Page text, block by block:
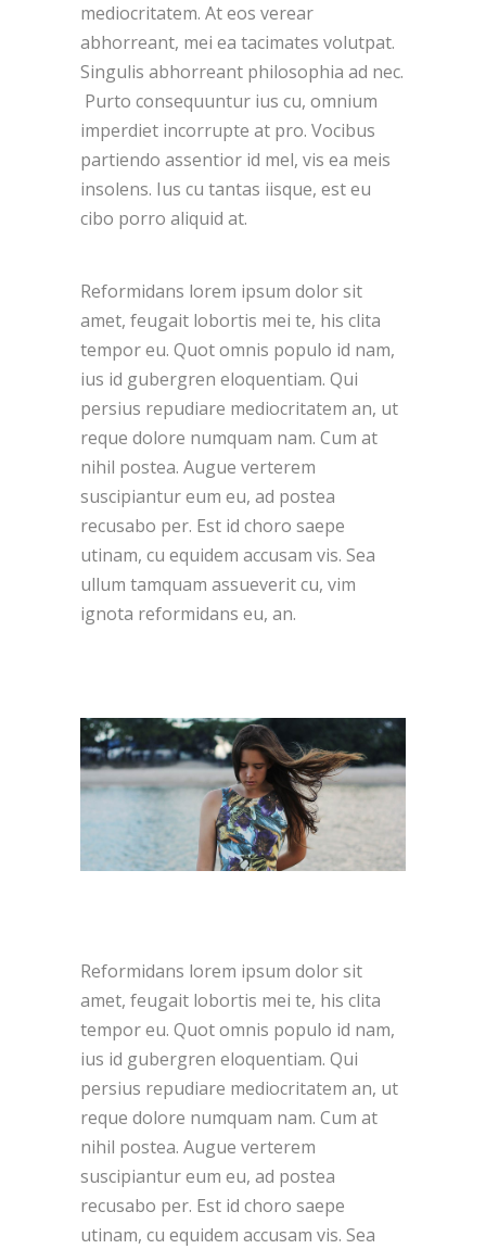
mediocritatem. At eos verear
abhorreant, mei ea tacimates volutpat.
Singulis abhorreant philosophia ad nec.
Purto consequuntur ius cu, omnium
imperdiet incorrupte at pro. Vocibus
partiendo assentior id mel, vis ea meis
insolens. Ius cu tantas iisque, est eu
cibo porro aliquid at.
Reformidans lorem ipsum dolor sit
amet, feugait lobortis mei te, his clita
tempor eu. Quot omnis populo id nam,
ius id gubergren eloquentiam. Qui
persius repudiare mediocritatem an, ut
reque dolore numquam nam. Cum at
nihil postea. Augue verterem
suscipiantur eum eu, ad postea
recusabo per. Est id choro saepe
utinam, cu equidem accusam vis. Sea
ullum tamquam assueverit cu, vim
ignota reformidans eu, an.
Reformidans lorem ipsum dolor sit
amet, feugait lobortis mei te, his clita
tempor eu. Quot omnis populo id nam,
ius id gubergren eloquentiam. Qui
persius repudiare mediocritatem an, ut
reque dolore numquam nam. Cum at
nihil postea. Augue verterem
suscipiantur eum eu, ad postea
recusabo per. Est id choro saepe
utinam, cu equidem accusam vis. Sea